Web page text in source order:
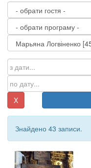
X
Знайдено 43 записи.